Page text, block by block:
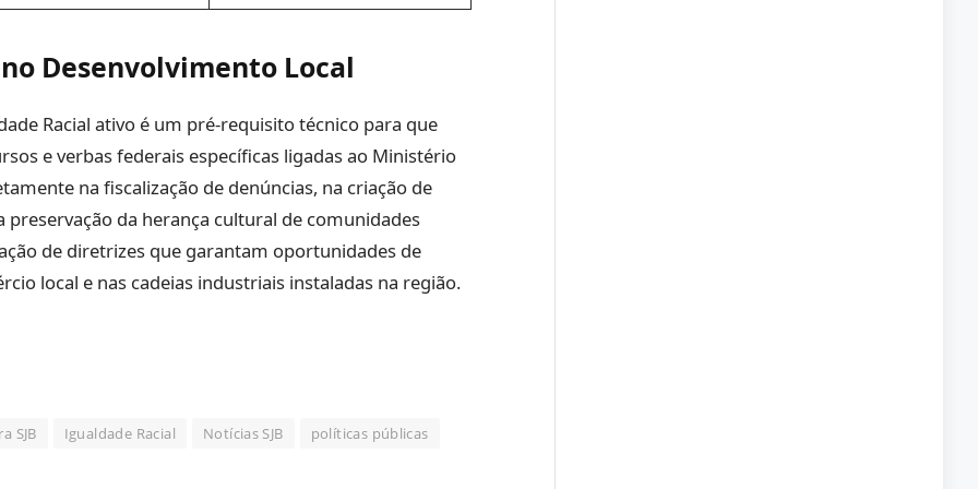
Desenvolvimento Local
Racial ativo é um pré-requisito técnico para que
e verbas federais específicas ligadas ao Ministério
na fiscalização de denúncias, na criação de
da herança cultural de comunidades
de diretrizes que garantam oportunidades de
local e nas cadeias industriais instaladas na região.
SJB Igualdade Racial Notícias SJB políticas públicas